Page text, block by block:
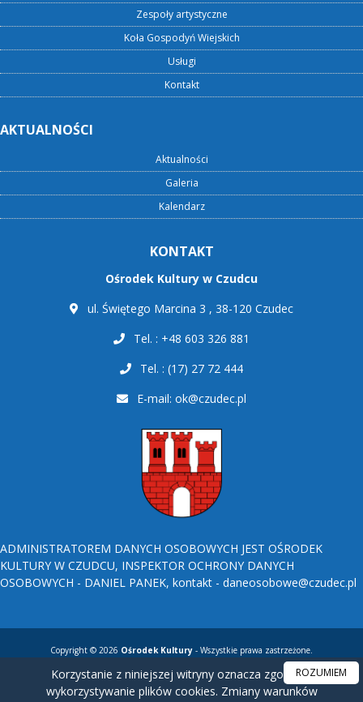
Zespoły artystyczne
Koła Gospodyń Wiejskich
Usługi
Kontakt
AKTUALNOŚCI
Aktualności
Galeria
Kalendarz
KONTAKT
Ośrodek Kultury w Czudcu
ul. Świętego Marcina 3 , 38-120 Czudec
Tel. : +48 603 326 881
Tel. : (17) 27 72 444
E-mail: ok@czudec.pl
ADMINISTRATOREM DANYCH OSOBOWYCH JEST OŚRODEK
KULTURY W CZUDCU, INSPEKTOR OCHRONY DANYCH
OSOBOWYCH - DANIEL PANEK, kontakt - daneosobowe@czudec.pl
Copyright © 2026 Ośrodek Kultury - Wszystkie prawa zastrzeżone.
Korzystanie z niniejszej witryny oznacza zgodę na
wykorzystywanie plików cookies. Zmiany warunków
ROZUMIEM